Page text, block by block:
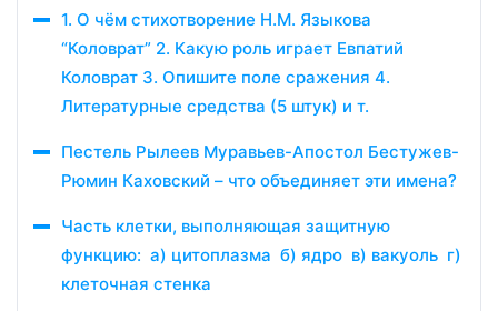
1. О чём стихотворение Н.М. Языкова
“Коловрат” 2. Какую роль играет Евпатий
Коловрат 3. Опишите поле сражения 4.
Литературные средства (5 штук) и т.
Пестель Рылеев Муравьев-Апостол Бестужев-
Рюмин Каховский – что объединяет эти имена?
Часть клетки, выполняющая защитную
функцию: а) цитоплазма б) ядро в) вакуоль г)
клеточная стенка